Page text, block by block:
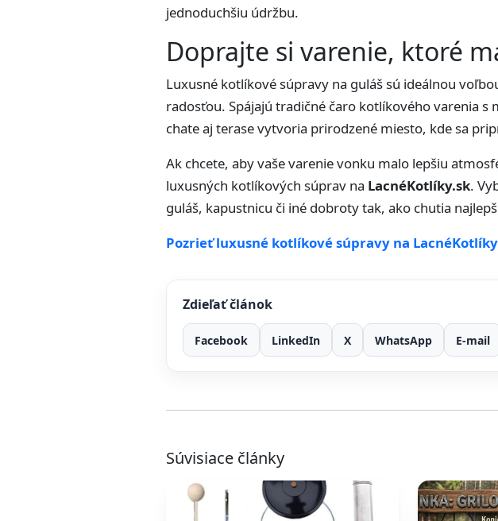
jednoduchšiu údržbu.
Doprajte si varenie, ktoré
Luxusné kotlíkové súpravy na guláš sú ideálnou
radosťou. Spájajú tradičné čaro kotlíkového varenia
chate aj terase vytvoria prirodzené miesto, kde sa
Ak chcete, aby vaše varenie vonku malo lepšiu
luxusných kotlíkových súprav na LacnéKotlíky.sk.
guláš, kapustnicu či iné dobroty tak, ako chutia
Pozrieť luxusné kotlíkové súpravy na
Zdieľať článok
Facebook LinkedIn X WhatsApp E-mail
Súvisiace články